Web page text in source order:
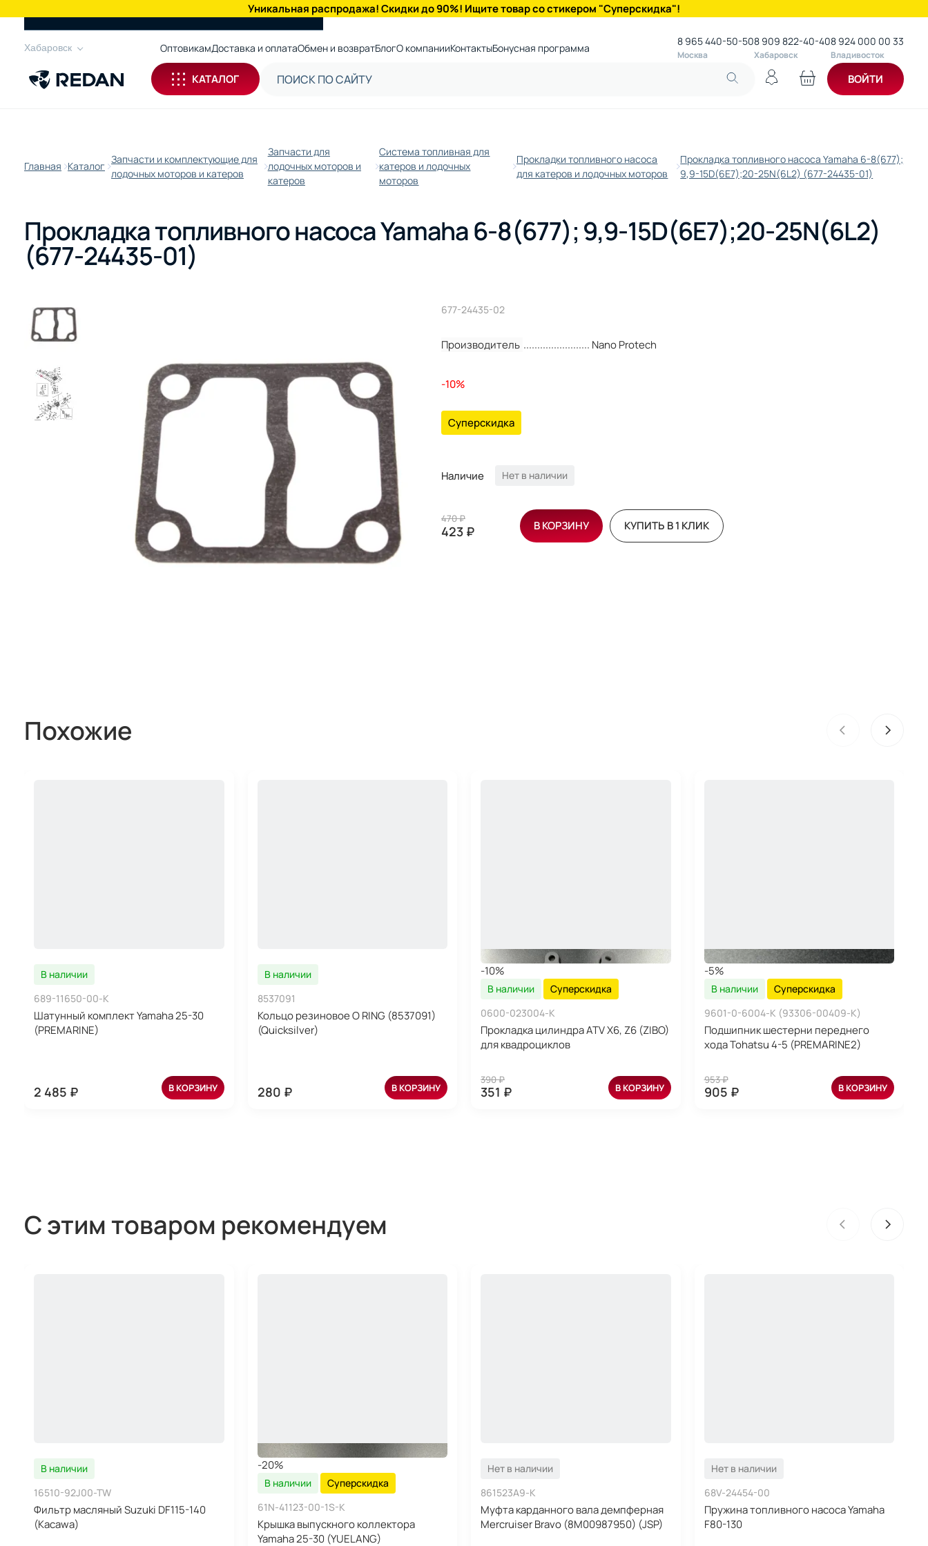
Уникальная распродажа! Скидки до 90%! Ищите товар со стикером "Суперскидка"!
Хабаровск ОптовикамДоставка и оплатаОбмен и возвратБлогО компанииКонтактыБонусная программа 8 965 440-50-50
Москва
8 909 822-40-40
Хабаровск
8 924 000 00 33
Владивосток
КАТАЛОГ ВОЙТИ
Главная Каталог
Запчасти и комплектующие для
лодочных моторов и катеров
Запчасти для
лодочных моторов и
катеров
Система топливная для
катеров и лодочных
моторов
Прокладки топливного насоса
для катеров и лодочных моторов
Прокладка топливного насоса Yamaha 6-8(677);
9,9-15D(6E7);20-25N(6L2) (677-24435-01)
Прокладка топливного насоса Yamaha 6-8(677); 9,9-15D(6E7);20-25N(6L2)
(677-24435-01)
677-24435-02
Производитель Nano Protech
-10%
Суперскидка
Наличие Нет в наличии
470 ₽
423 ₽ В КОРЗИНУ КУПИТЬ В 1 КЛИК
Похожие
В наличии
689-11650-00-K
Шатунный комплект Yamaha 25-30
(PREMARINE)
2 485 ₽ В КОРЗИНУ
В наличии
8537091
Кольцо резиновое O RING (8537091)
(Quicksilver)
280 ₽ В КОРЗИНУ
-10%
В наличии
Суперскидка
0600-023004-K
Прокладка цилиндра ATV X6, Z6 (ZIBO)
для квадроциклов
390 ₽
351 ₽ В КОРЗИНУ
-5%
В наличии
Суперскидка
9601-0-6004-K (93306-00409-K)
Подшипник шестерни переднего
хода Tohatsu 4-5 (PREMARINE2)
953 ₽
905 ₽ В КОРЗИНУ
С этим товаром рекомендуем
В наличии
16510-92J00-TW
Фильтр масляный Suzuki DF115-140
(Kacawa)
-20%
В наличии
Суперскидка
61N-41123-00-1S-K
Крышка выпускного коллектора
Yamaha 25-30 (YUELANG)
Нет в наличии
861523A9-K
Муфта карданного вала демпферная
Mercruiser Bravo (8M00987950) (JSP)
Нет в наличии
68V-24454-00
Пружина топливного насоса Yamaha
F80-130